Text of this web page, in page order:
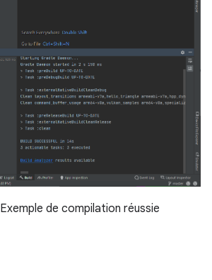
Exemple de compilation réussie